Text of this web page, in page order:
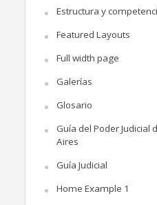
Estructura y
Featured Layouts
Full width page
Galerías
Glosario
Guía del Poder Judicial
Aires
Guía Judicial
Home Example 1